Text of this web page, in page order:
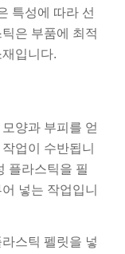
특성에 따라 선
은 부품에 최적
입니다.
양과 부피를 얻
업이 수반됩니
플라스틱을 필
넣는 작업입니
스틱 펠릿을 넣